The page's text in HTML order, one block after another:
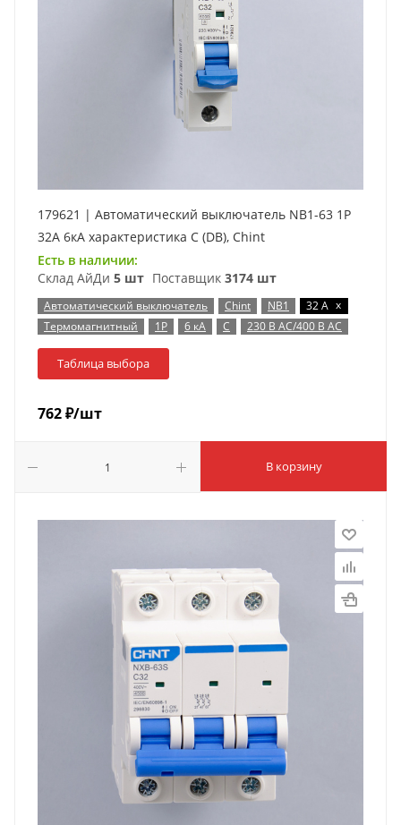
179621 | Автоматический выключатель NB1-63 1P
32А 6кА характеристика C (DB), Chint
Есть в наличии:
Склад АйДи 5 шт Поставщик 3174 шт
Автоматический выключатель Chint NB1 32 А x
Термомагнитный
1P 6 кА C 230 В AC/400 В AC
Таблица выбора
762₽/шт
В корзину